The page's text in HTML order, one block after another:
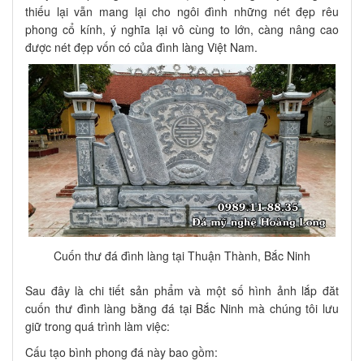
thiếu lại vẫn mang lại cho ngôi đình những nét đẹp rêu
phong cổ kính, ý nghĩa lại vô cùng to lớn, càng nâng cao
được nét đẹp vốn có của đình làng Việt Nam.
Cuốn thư đá đình làng tại Thuận Thành, Bắc Ninh
Sau đây là chi tiết sản phẩm và một số hình ảnh lắp đăt
cuốn thư đình làng bằng đá tại Bắc Ninh mà chúng tôi lưu
giữ trong quá trình làm việc:
Cấu tạo bình phong đá này bao gồm: